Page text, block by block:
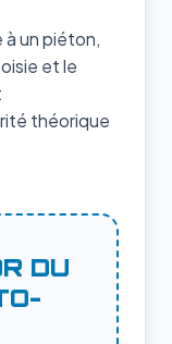
à un piéton,
et le
théorique
DU